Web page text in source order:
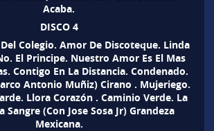
Acaba.
DISCO 4
Colegio. Amor De Discoteque. Linda
El Principe. Nuestro Amor Es El Mas
Contigo En La Distancia. Condenado.
Antonio Muñiz) Cirano . Mujeriego.
Llora Corazón . Caminio Verde. La
Sangre (Con Jose Sosa Jr) Grandeza
Mexicana.